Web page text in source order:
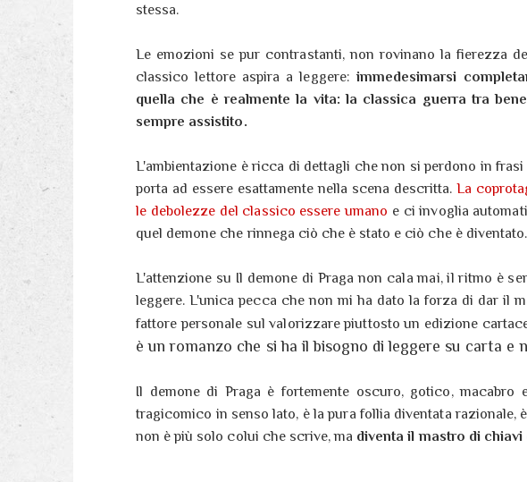
stessa.
Le emozioni se pur contrastanti, non rovinano la fierezza
classico lettore aspira a leggere: immedesimarsi
quella che è realmente la vita: la classica guerra tra
sempre assistito.
L'ambientazione è ricca di dettagli che non si perdono in
porta ad essere esattamente nella scena descritta. La
le debolezze del classico essere umano e ci invoglia
quel demone che rinnega ciò che è stato e ciò che è diventato.
L'attenzione su Il demone di Praga non cala mai, il ritmo è
leggere. L'unica pecca che non mi ha dato la forza di dar il
fattore personale sul valorizzare piuttosto un edizione
è un romanzo che si ha il bisogno di leggere su carta e
Il demone di Praga è fortemente oscuro, gotico,
tragicomico in senso lato, è la pura follia diventata razionale,
non è più solo colui che scrive, ma diventa il mastro di